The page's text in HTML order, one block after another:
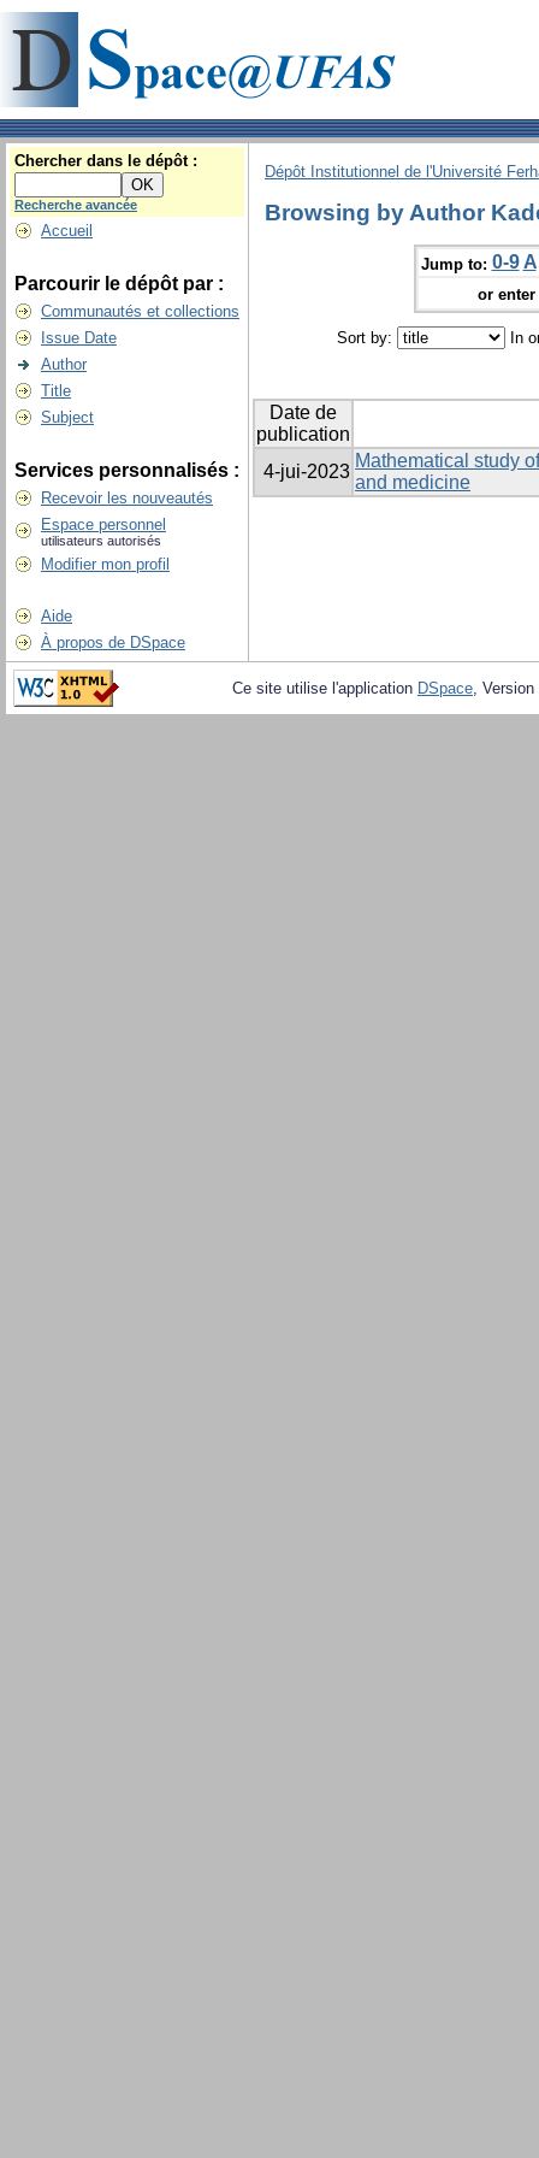
Chercher dans le dépôt :
Recherche avancée
Accueil
Parcourir le dépôt par :
Communautés et collections
Issue Date
Author
Title
Subject
Services personnalisés :
Recevoir les nouveautés
Espace personnel
utilisateurs autorisés
Modifier mon profil
Aide
À propos de DSpace
Dépôt Institutionnel de l'Université
Browsing by Author
Jump to: 0-9 A
or
Sort by: In
Date de
publication
4-jui-2023
Mathematical study
and medicine
Ce site utilise l'application DSpace,